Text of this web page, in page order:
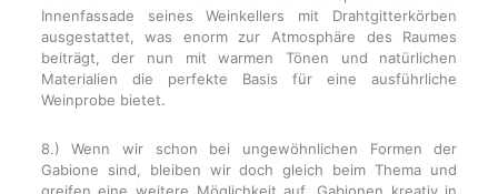
Innenfassade seines Weinkellers mit Drahtgitterkörben
ausgestattet, was enorm zur Atmosphäre des Raumes
beiträgt, der nun mit warmen Tönen und natürlichen
Materialien die perfekte Basis für eine ausführliche
Weinprobe bietet.
8.) Wenn wir schon bei ungewöhnlichen Formen der
Gabione sind, bleiben wir doch gleich beim Thema und